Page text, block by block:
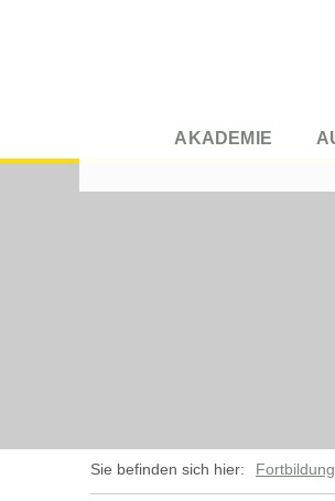
AKADEMIE
Sie befinden sich hier: